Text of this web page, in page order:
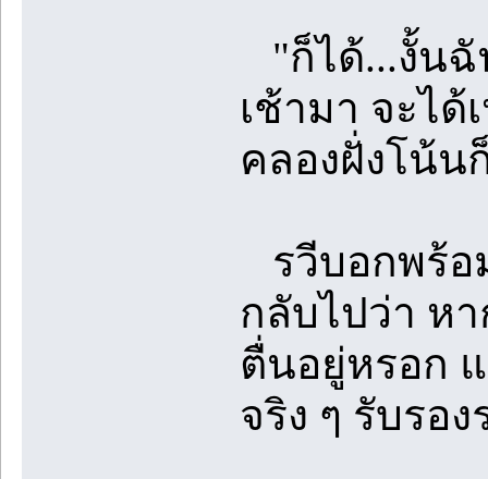
"ก็ได้...งั้นฉั
เช้ามา จะไ
คลองฝั่งโน้น
รวีบอกพร้อ
กลับไปว่า ห
ตื่นอยู่หรอก
จริง ๆ รับรอ